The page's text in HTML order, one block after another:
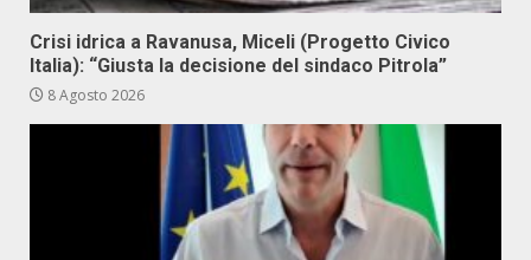
Crisi idrica a Ravanusa, Miceli (Progetto Civico
Italia): “Giusta la decisione del sindaco Pitrola”
8 Agosto 2026